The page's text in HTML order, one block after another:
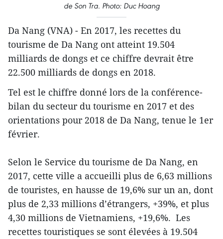
de Son Tra. Photo: Duc Hoang
Da Nang (VNA) - En 2017, les recettes du
tourisme de Da Nang ont atteint 19.504
milliards de dongs et ce chiffre devrait être
22.500 milliards de dongs en 2018.
Tel est le chiffre donné lors de la conférence-
bilan du secteur du tourisme en 2017 et des
orientations pour 2018 de Da Nang, tenue le 1er
février.
Selon le Service du tourisme de Da Nang, en
2017, cette ville a accueilli plus de 6,63 millions
de touristes, en hausse de 19,6% sur un an, dont
plus de 2,33 millions d’étrangers, +39%, et plus
4,30 millions de Vietnamiens, +19,6%. Les
recettes touristiques se sont élevées à 19.504